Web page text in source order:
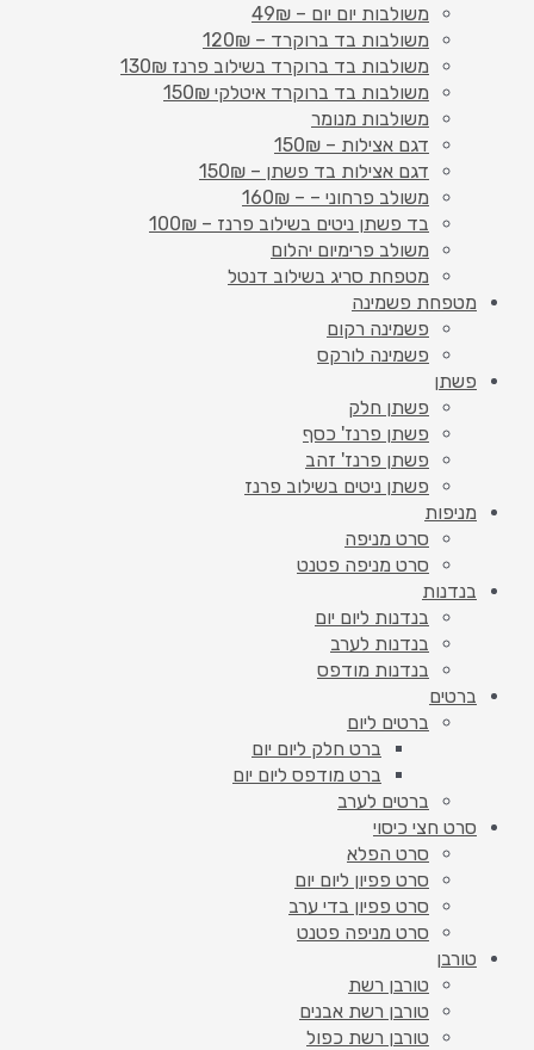
משולבות יום יום – 49₪
משולבות בד ברוקרד – 120₪
משולבות בד ברוקרד בשילוב פרנז 130₪
משולבות בד ברוקרד איטלקי 150₪
משולבות מנומר
דגם אצילות – 150₪
דגם אצילות בד פשתן – 150₪
משולב פרחוני – – 160₪
בד פשתן ניטים בשילוב פרנז – 100₪
משולב פרימיום יהלום
מטפחת סריג בשילוב דנטל
מטפחת פשמינה
פשמינה רקום
פשמינה לורקס
פשתן
פשתן חלק
פשתן פרנז' כסף
פשתן פרנז' זהב
פשתן ניטים בשילוב פרנז
מניפות
סרט מניפה
סרט מניפה פטנט
בנדנות
בנדנות ליום יום
בנדנות לערב
בנדנות מודפס
ברטים
ברטים ליום
ברט חלק ליום יום
ברט מודפס ליום יום
ברטים לערב
סרט חצי כיסוי
סרט הפלא
סרט פפיון ליום יום
סרט פפיון בדי ערב
סרט מניפה פטנט
טורבן
טורבן רשת
טורבן רשת אבנים
טורבן רשת כפול